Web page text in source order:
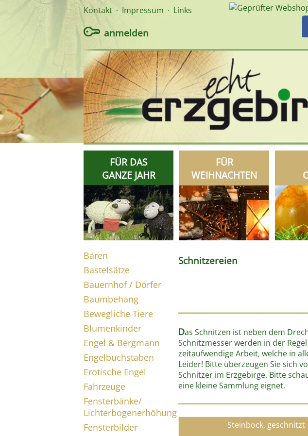
Kontakt · Impressum · Links
anmelden
FÜR DAS
GANZE JAHR
FÜR
WEIHNACHTEN
Bären
Bastelsätze
Bauernhof / Dörfer
Baumbehang
Bewegliche Tiere
Blumenkinder
Engel & Bergmann
Engelbuchstaben
Erotische Engel
Fahrzeuge
Fensterbänke/
Lichterbogenerhöhung
Fensterbilder
Schnitzereien
Das Schnitzen ist neben dem
Schnitzmesser werden in der
zeitaufwendige Arbeit, welche in
Leider! Bitte überzeugen Sie sich
Schnitzer im Erzgebirge. Bitte
eine kleine Sammlung eignet.
Steinbock, geschnitzt